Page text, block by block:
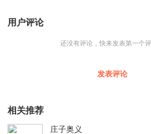
用户评论
还没有评论，快来发表第一个评
发表评论
相关推荐
庄子奥义